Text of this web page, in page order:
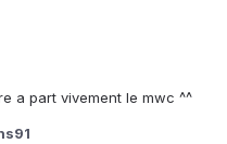
a part vivement le mwc ^^